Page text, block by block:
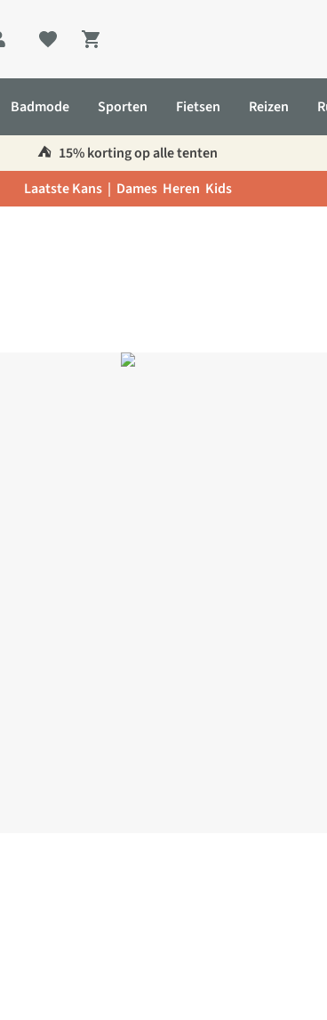
Shopping cart
Badmode Sporten Fietsen Reizen
⛺️ 15% korting op alle tenten
Laatste Kans | Dames Heren Kids